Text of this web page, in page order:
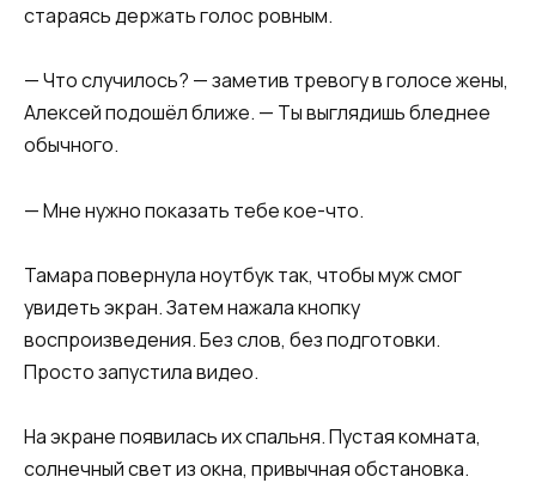
стараясь держать голос ровным.
— Что случилось? — заметив тревогу в голосе жены,
Алексей подошёл ближе. — Ты выглядишь бледнее
обычного.
— Мне нужно показать тебе кое-что.
Тамара повернула ноутбук так, чтобы муж смог
увидеть экран. Затем нажала кнопку
воспроизведения. Без слов, без подготовки.
Просто запустила видео.
На экране появилась их спальня. Пустая комната,
солнечный свет из окна, привычная обстановка.